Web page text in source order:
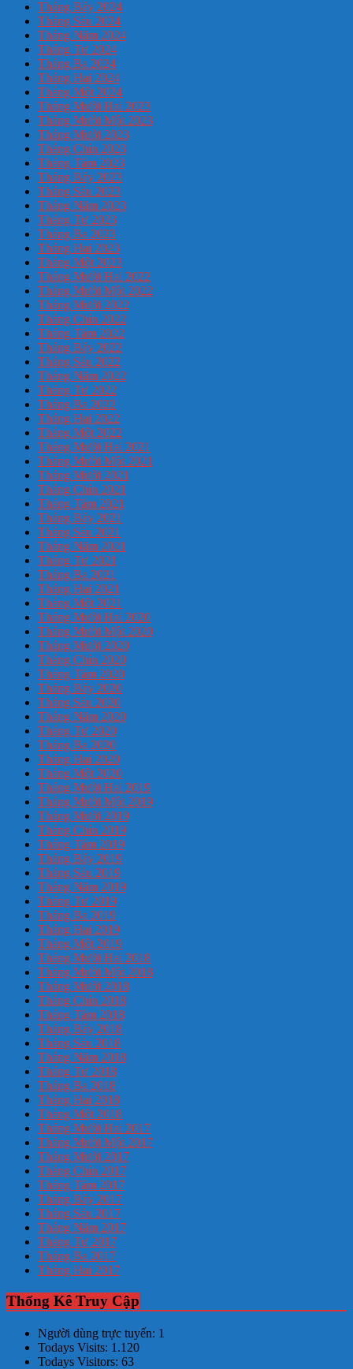
Tháng Bảy 2024
Tháng Sáu 2024
Tháng Năm 2024
Tháng Tư 2024
Tháng Ba 2024
Tháng Hai 2024
Tháng Một 2024
Tháng Mười Hai 2023
Tháng Mười Một 2023
Tháng Mười 2023
Tháng Chín 2023
Tháng Tám 2023
Tháng Bảy 2023
Tháng Sáu 2023
Tháng Năm 2023
Tháng Tư 2023
Tháng Ba 2023
Tháng Hai 2023
Tháng Một 2023
Tháng Mười Hai 2022
Tháng Mười Một 2022
Tháng Mười 2022
Tháng Chín 2022
Tháng Tám 2022
Tháng Bảy 2022
Tháng Sáu 2022
Tháng Năm 2022
Tháng Tư 2022
Tháng Ba 2022
Tháng Hai 2022
Tháng Một 2022
Tháng Mười Hai 2021
Tháng Mười Một 2021
Tháng Mười 2021
Tháng Chín 2021
Tháng Tám 2021
Tháng Bảy 2021
Tháng Sáu 2021
Tháng Năm 2021
Tháng Tư 2021
Tháng Ba 2021
Tháng Hai 2021
Tháng Một 2021
Tháng Mười Hai 2020
Tháng Mười Một 2020
Tháng Mười 2020
Tháng Chín 2020
Tháng Tám 2020
Tháng Bảy 2020
Tháng Sáu 2020
Tháng Năm 2020
Tháng Tư 2020
Tháng Ba 2020
Tháng Hai 2020
Tháng Một 2020
Tháng Mười Hai 2019
Tháng Mười Một 2019
Tháng Mười 2019
Tháng Chín 2019
Tháng Tám 2019
Tháng Bảy 2019
Tháng Sáu 2019
Tháng Năm 2019
Tháng Tư 2019
Tháng Ba 2019
Tháng Hai 2019
Tháng Một 2019
Tháng Mười Hai 2018
Tháng Mười Một 2018
Tháng Mười 2018
Tháng Chín 2018
Tháng Tám 2018
Tháng Bảy 2018
Tháng Sáu 2018
Tháng Năm 2018
Tháng Tư 2018
Tháng Ba 2018
Tháng Hai 2018
Tháng Một 2018
Tháng Mười Hai 2017
Tháng Mười Một 2017
Tháng Mười 2017
Tháng Chín 2017
Tháng Tám 2017
Tháng Bảy 2017
Tháng Sáu 2017
Tháng Năm 2017
Tháng Tư 2017
Tháng Ba 2017
Tháng Hai 2017
Thống Kê Truy Cập
Người dùng trực tuyến: 1
Todays Visits: 1.120
Todays Visitors: 63